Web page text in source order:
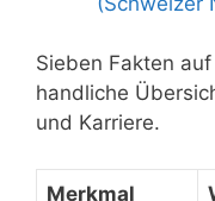
Sieben Fakten
handliche
und Karriere.
Merkmal